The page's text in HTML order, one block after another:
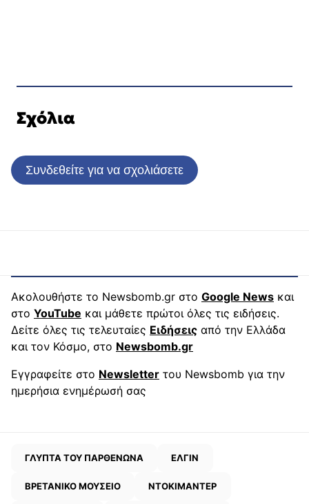
Σχόλια
Συνδεθείτε για να σχολιάσετε
Ακολουθήστε το Newsbomb.gr στο Google News και
στο YouTube και μάθετε πρώτοι όλες τις ειδήσεις.
Δείτε όλες τις τελευταίες Ειδήσεις από την Ελλάδα
και τον Κόσμο, στο Newsbomb.gr
Εγγραφείτε στο Newsletter του Newsbomb για την
ημερήσια ενημέρωσή σας
ΓΛΥΠΤΑ ΤΟΥ ΠΑΡΘΕΝΩΝΑ ΕΛΓΙΝ
ΒΡΕΤΑΝΙΚΟ ΜΟΥΣΕΙΟ ΝΤΟΚΙΜΑΝΤΕΡ